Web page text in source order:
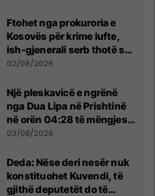
Ftohet nga prokuroria e
Kosovës për krime lufte,
ish-gjenerali serb thotë se
dikush e tradhtoi në
02/08/2026
Një pleskavicë e ngrënë
nga Dua Lipa në Prishtinë
në orën 04:28 të mëngjesit
- dhe bota digjitale serbe
03/08/2026
Deda: Nëse deri nesër nuk
konstituohet Kuvendi, të
gjithë deputetët do të